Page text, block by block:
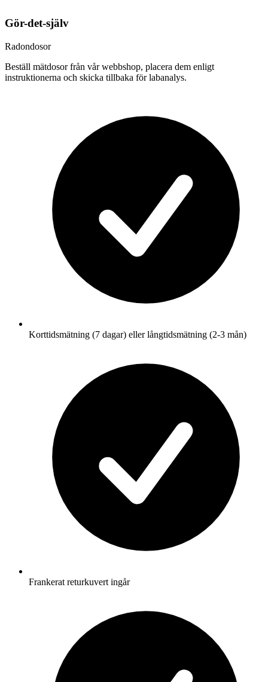
Gör-det-själv
Radondosor
Beställ mätdosor från vår webbshop, placera dem enligt
instruktionerna och skicka tillbaka för labanalys.
Korttidsmätning (7 dagar) eller långtidsmätning (2-3 mån)
Frankerat returkuvert ingår